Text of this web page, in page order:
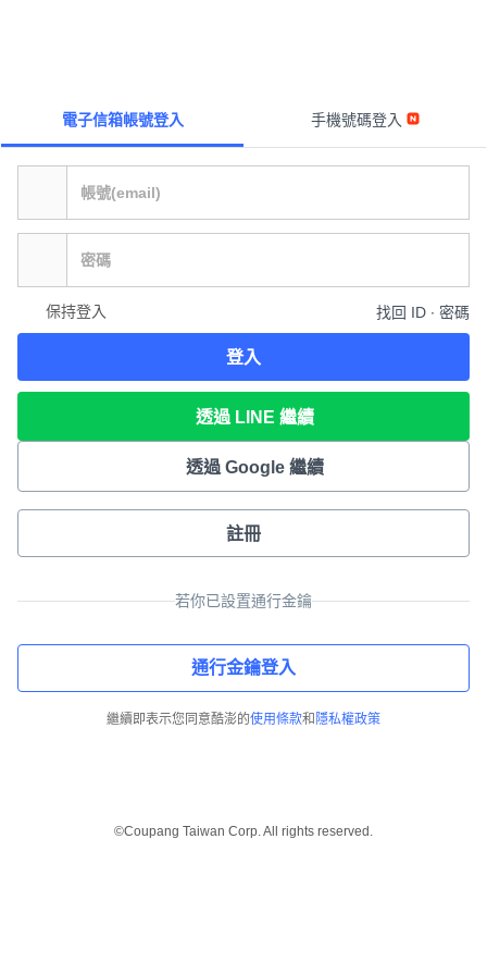
電子信箱帳號登入 手機號碼登入
保持登入 找回 ID ∙ 密碼
登入
透過 LINE 繼續
透過 Google 繼續
註冊
若你已設置通行金鑰
通行金鑰登入
繼續即表示您同意酷澎的使用條款和 隱私權政策
©Coupang Taiwan Corp. All rights reserved.